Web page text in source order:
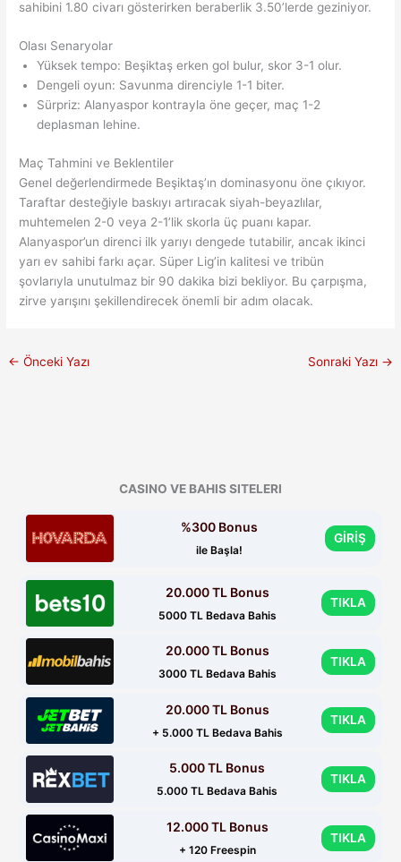
sahibini 1.80 civarı gösterirken beraberlik 3.50’lerde geziniyor.
Olası Senaryolar
Yüksek tempo: Beşiktaş erken gol bulur, skor 3-1 olur.
Dengeli oyun: Savunma direnciyle 1-1 biter.
Sürpriz: Alanyaspor kontrayla öne geçer, maç 1-2
deplasman lehine.
Maç Tahmini ve Beklentiler
Genel değerlendirmede Beşiktaş’ın dominasyonu öne çıkıyor.
Taraftar desteğiyle baskıyı artıracak siyah-beyazlılar,
muhtemelen 2-0 veya 2-1’lik skorla üç puanı kapar.
Alanyaspor’un direnci ilk yarıyı dengede tutabilir, ancak ikinci
yarı ev sahibi farkı açar. Süper Lig’in kalitesi ve tribün
şovlarıyla unutulmaz bir 90 dakika bizi bekliyor. Bu çarpışma,
zirve yarışını şekillendirecek önemli bir adım olacak.
← Önceki Yazı Sonraki Yazı →
CASINO VE BAHIS SITELERI
%300 Bonus
ile Başla!
GİRİŞ
20.000 TL Bonus
5000 TL Bedava Bahis
TIKLA
20.000 TL Bonus
3000 TL Bedava Bahis
TIKLA
20.000 TL Bonus
+ 5.000 TL Bedava Bahis
TIKLA
5.000 TL Bonus
5.000 TL Bedava Bahis
TIKLA
12.000 TL Bonus
+ 120 Freespin
TIKLA